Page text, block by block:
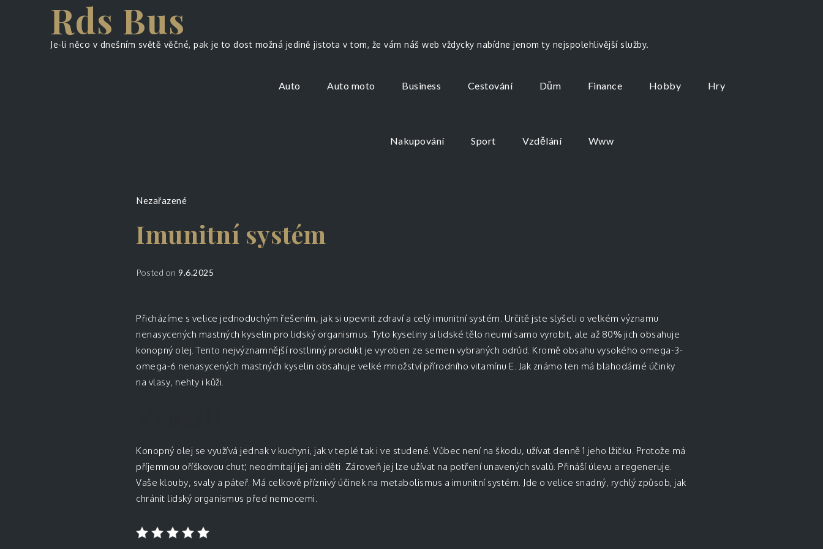
Rds Bus
Je-li něco v dnešním světě věčné, pak je to dost možná jedině jistota v tom, že vám náš web vždycky nabídne jenom ty nejspolehlivější služby.
Auto Auto moto Business Cestování Dům Finance Hobby Hry
Nakupování Sport Vzdělání Www
Nezařazené
Imunitní systém
Posted on 9.6.2025
Přicházíme s velice jednoduchým řešením, jak si upevnit zdraví a celý imunitní systém. Určitě jste slyšeli o velkém významu
nenasycených mastných kyselin pro lidský organismus. Tyto kyseliny si lidské tělo neumí samo vyrobit, ale až 80% jich obsahuje
konopný olej. Tento nejvýznamnější rostlinný produkt je vyroben ze semen vybraných odrůd. Kromě obsahu vysokého omega-3-
omega-6 nenasycených mastných kyselin obsahuje velké množství přírodního vitamínu E. Jak známo ten má blahodárné účinky
na vlasy, nehty i kůži.
Konopný olej se využívá jednak v kuchyni, jak v teplé tak i ve studené. Vůbec není na škodu, užívat denně 1 jeho lžičku. Protože má
příjemnou oříškovou chuť, neodmítají jej ani děti. Zároveň jej lze užívat na potření unavených svalů. Přináší úlevu a regeneruje.
Vaše klouby, svaly a páteř. Má celkově příznivý účinek na metabolismus a imunitní systém. Jde o velice snadný, rychlý způsob, jak
chránit lidský organismus před nemocemi.